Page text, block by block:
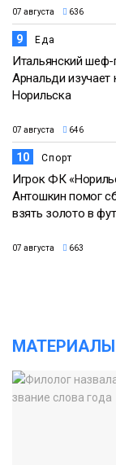
07 августа 636
9 Еда
Итальянский
Арнальди
Норильска
07 августа 646
10 Спорт
Игрок ФК
Антошкин помог
взять золото в
07 августа 663
МАТЕРИАЛЫ